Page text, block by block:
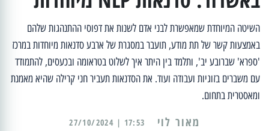
השיטה המיוחדת שמאפשרת לבני אדם לשנות את דפוסי ההתנהגות שלהם
באמצעות קשר של תת מודע, תועבר במסגרת של ארבע סדנאות מיוחדות במרכז
'ספרא' שברובע יב', ותלמד בין היתר איך לשלוט בטראומה ובכעסים, להתמודד
עם משברים בזוגיות ועבודה ועוד. את הסדנאות תעביר חני קרילה שהיא מאמנת
ומאסטרית בתחום.
מאור לוי 17:53 | 27/10/2024